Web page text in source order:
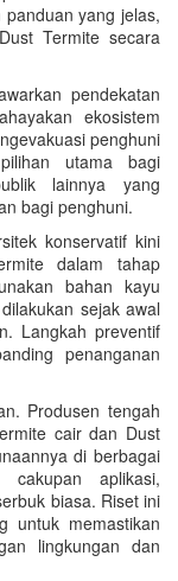
yang jelas,
Termite secara
pendekatan
ekosistem
penghuni
utama bagi
lainnya yang
bagi penghuni.
konservatif kini
dalam tahap
bahan kayu
sejak awal
Langkah preventif
penanganan
Produsen tengah
cair dan Dust
di berbagai
cakupan aplikasi,
biasa. Riset ini
untuk memastikan
lingkungan dan